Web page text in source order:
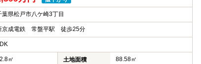
葉県松戸市八ケ崎3丁目
京成電鉄 常盤平駅 徒歩25分
㎡ 土地面積 88.58㎡